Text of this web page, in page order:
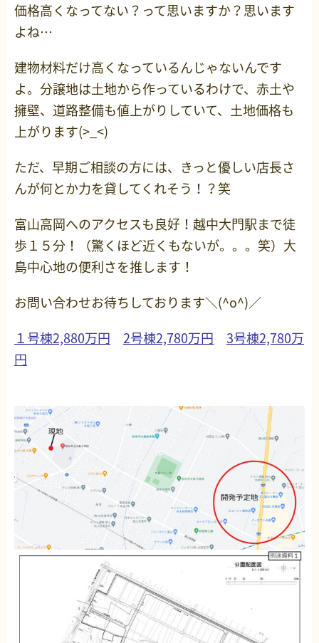
価格高くなってない？って思いますか？思います
よね…
建物材料だけ高くなっているんじゃないんです
よ。分譲地は土地から作っているわけで、赤土や
擁壁、道路整備も値上がりしていて、土地価格も
上がります(>_<)
ただ、早期ご相談の方には、きっと優しい店長さ
んが何とか力を貸してくれそう！？笑
富山高岡へのアクセスも良好！越中大門駅まで徒
歩１５分！（驚くほど近くもないが。。。笑）大
島中心地の便利さを推します！
お問い合わせお待ちしております＼(^o^)／
１号棟2,880万円
2号棟2,780万円
3号棟2,780万
円